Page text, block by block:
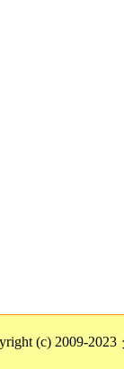
(c) 2009-